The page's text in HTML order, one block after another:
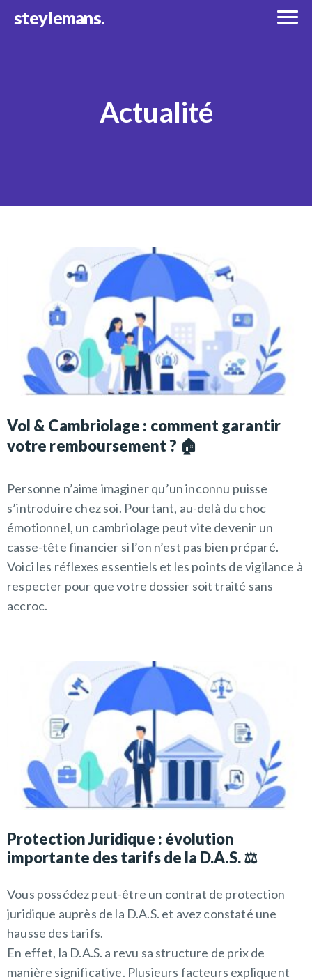
steylemans.
Actualité
Vol & Cambriolage : comment garantir
votre remboursement ? 🏠
Personne n’aime imaginer qu’un inconnu puisse
s’introduire chez soi. Pourtant, au-delà du choc
émotionnel, un cambriolage peut vite devenir un
casse-tête financier si l’on n’est pas bien préparé.
Voici les réflexes essentiels et les points de vigilance à
respecter pour que votre dossier soit traité sans
accroc.
Protection Juridique : évolution
importante des tarifs de la D.A.S. ⚖️
Vous possédez peut-être un contrat de protection
juridique auprès de la D.A.S. et avez constaté une
hausse des tarifs.
En effet, la D.A.S. a revu sa structure de prix de
manière significative. Plusieurs facteurs expliquent